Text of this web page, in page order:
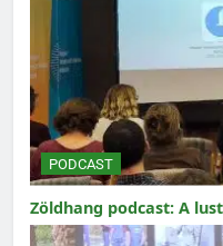
PODCAST
Zöldhang podcast: A